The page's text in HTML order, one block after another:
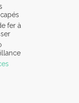
fer à